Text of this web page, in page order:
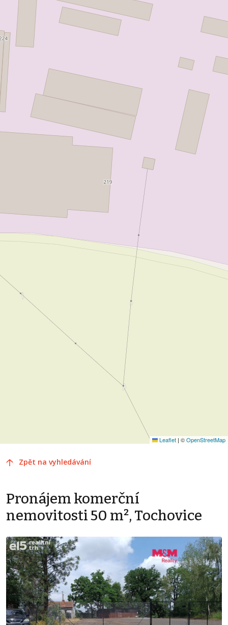
Leaflet | ©OpenStreetMap
Zpět na vyhledávání
Pronájem komerční
nemovitosti 50 m², Tochovice